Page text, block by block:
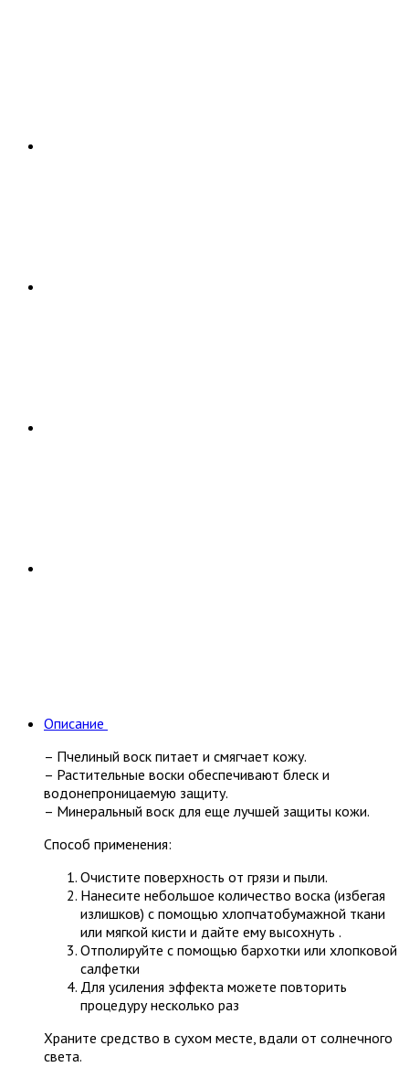
Описание
– Пчелиный воск питает и смягчает кожу.
– Растительные воски обеспечивают блеск и
водонепроницаемую защиту.
– Минеральный воск для еще лучшей защиты кожи.
Способ применения:
Очистите поверхность от грязи и пыли.
Нанесите небольшое количество воска (избегая
излишков) с помощью хлопчатобумажной ткани
или мягкой кисти и дайте ему высохнуть .
Отполируйте с помощью бархотки или хлопковой
салфетки
Для усиления эффекта можете повторить
процедуру несколько раз
Храните средство в сухом месте, вдали от солнечного
света.